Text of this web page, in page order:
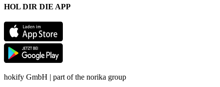
HOL DIR DIE APP
hokify GmbH | part of the norika group